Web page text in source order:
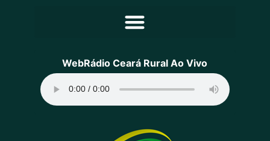
Principal
Programação
Equipe
WebRádio Ceará Rural Ao Vivo